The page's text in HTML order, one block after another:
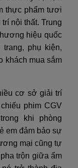
thực phẩm tươi
nội thất. Trung
hiệu quốc
phụ kiện,
khách mua sắm
cơ sở giải trí
phim CGV
khi phòng
em đảm bảo sự
mại cũng tự
trộn giữa ẩm